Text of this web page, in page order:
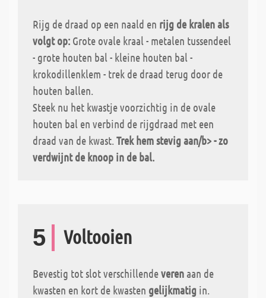
Rijg de draad op een naald en rijg de kralen als
volgt op: Grote ovale kraal - metalen tussendeel
- grote houten bal - kleine houten bal -
krokodillenklem - trek de draad terug door de
houten ballen.
Steek nu het kwastje voorzichtig in de ovale
houten bal en verbind de rijgdraad met een
draad van de kwast. Trek hem stevig aan/b> - zo
verdwijnt de knoop in de bal.
5 Voltooien
Bevestig tot slot verschillendeverenaan de
kwasten en kort de kwasten gelijkmatig in.